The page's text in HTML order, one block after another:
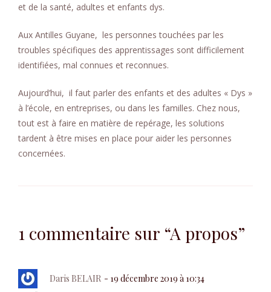
et de la santé, adultes et enfants dys.
Aux Antilles Guyane, les personnes touchées par les
troubles spécifiques des apprentissages sont difficilement
identifiées, mal connues et reconnues.
Aujourd’hui, il faut parler des enfants et des adultes « Dys »
à l’école, en entreprises, ou dans les familles. Chez nous,
tout est à faire en matière de repérage, les solutions
tardent à être mises en place pour aider les personnes
concernées.
1 commentaire sur “A propos”
Daris BELAIR 19 décembre 2019 à 10:34